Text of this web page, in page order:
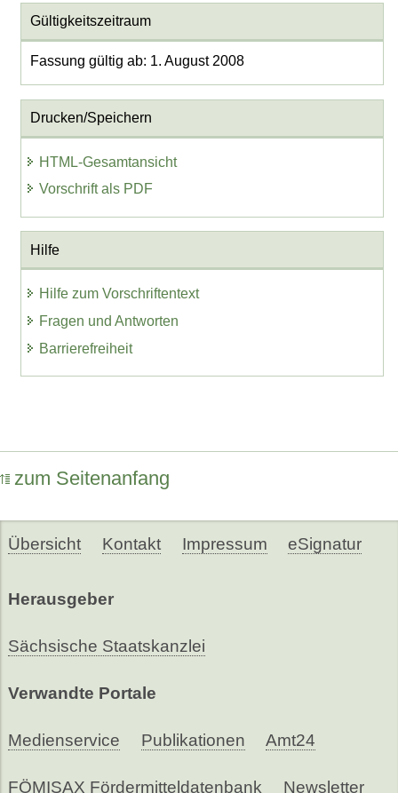
Gültigkeitszeitraum
Fassung gültig ab: 1. August 2008
Drucken/Speichern
HTML-Gesamtansicht
Vorschrift als PDF
Hilfe
Hilfe zum Vorschriftentext
Fragen und Antworten
Barrierefreiheit
zum Seitenanfang
Übersicht Kontakt Impressum eSignatur
Herausgeber
Sächsische Staatskanzlei
Verwandte Portale
Medienservice Publikationen Amt24
FÖMISAX Fördermitteldatenbank Newsletter